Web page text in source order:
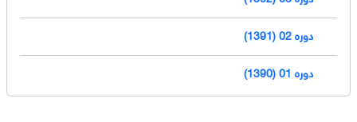
دوره 02 (1391)
دوره 01 (1390)